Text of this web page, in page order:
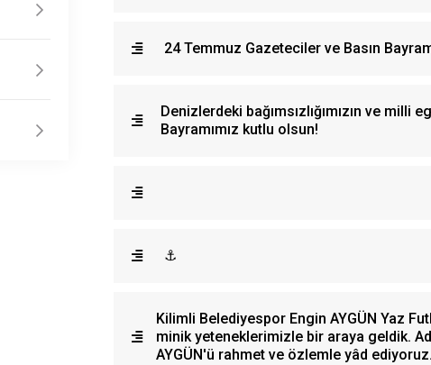
24 Temmuz Gazeteciler ve Basın
Denizlerdeki bağımsızlığımızın ve
Bayramımız kutlu olsun!
⚓
Kilimli Belediyespor Engin AYGÜN Yaz
minik yeteneklerimizle bir araya geldik.
AYGÜN'ü rahmet ve özlemle yâd ediyoruz.